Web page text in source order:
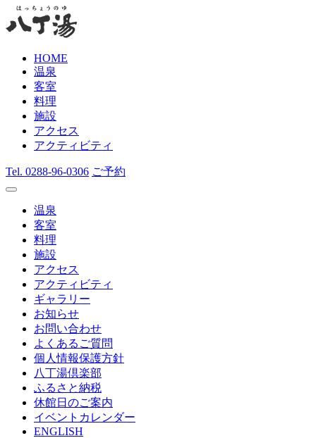
HOME
温泉
客室
料理
施設
アクセス
アクティビティ
Tel. 0288-96-0306 ご予約
温泉
客室
料理
施設
アクセス
アクティビティ
ギャラリー
お知らせ
お問い合わせ
よくあるご質問
個人情報保護方針
八丁湯倶楽部
ふるさと納税
休館日のご案内
イベントカレンダー
ENGLISH